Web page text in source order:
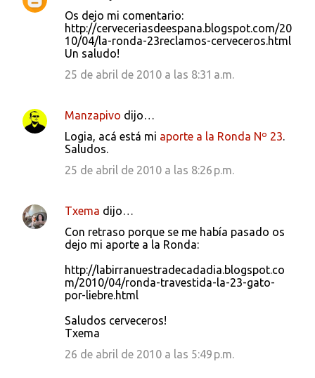
Os dejo mi comentario:
http://cerveceriasdeespana.blogspot.com/20
10/04/la-ronda-23reclamos-cerveceros.html
Un saludo!
25 de abril de 2010 a las 8:31 a.m.
Manzapivo dijo…
Logia, acá está mi aporte a la Ronda Nº 23.
Saludos.
25 de abril de 2010 a las 8:26 p.m.
Txema dijo…
Con retraso porque se me había pasado os
dejo mi aporte a la Ronda:
http://labirranuestradecadadia.blogspot.co
m/2010/04/ronda-travestida-la-23-gato-
por-liebre.html
Saludos cerveceros!
Txema
26 de abril de 2010 a las 5:49 p.m.